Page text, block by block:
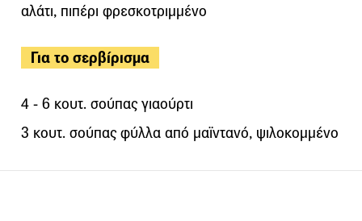
αλάτι, πιπέρι φρεσκοτριμμένο
Για το σερβίρισμα
4 - 6 κουτ. σούπας γιαούρτι
3 κουτ. σούπας φύλλα από μαϊντανό, ψιλοκομμένο